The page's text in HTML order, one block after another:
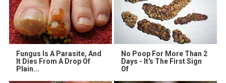
Fungus Is A Parasite, And
It Dies From A Drop Of
Plain...
No Poop For More Than 2
Days - It's The First Sign
Of